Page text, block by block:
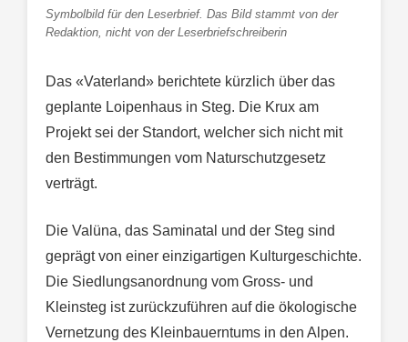
Symbolbild für den Leserbrief. Das Bild stammt von der
Redaktion, nicht von der Leserbriefschreiberin
Das «Vaterland» berichtete kürzlich über das
geplante Loipenhaus in Steg. Die Krux am
Projekt sei der Standort, welcher sich nicht mit
den Bestimmungen vom Naturschutzgesetz
verträgt.
Die Valüna, das Saminatal und der Steg sind
geprägt von einer einzigartigen Kulturgeschichte.
Die Siedlungsanordnung vom Gross- und
Kleinsteg ist zurückzuführen auf die ökologische
Vernetzung des Kleinbauerntums in den Alpen.